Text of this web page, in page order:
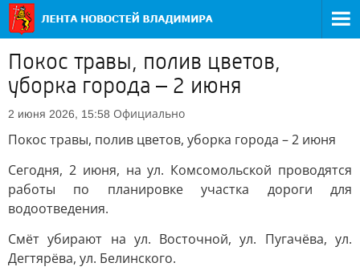
Покос травы, полив цветов,
уборка города – 2 июня
2 июня 2026, 15:58 Официально
Покос травы, полив цветов, уборка города – 2 июня
Сегодня, 2 июня, на ул. Комсомольской проводятся
работы по планировке участка дороги для
водоотведения.
Смёт убирают на ул. Восточной, ул. Пугачёва, ул.
Дегтярёва, ул. Белинского.